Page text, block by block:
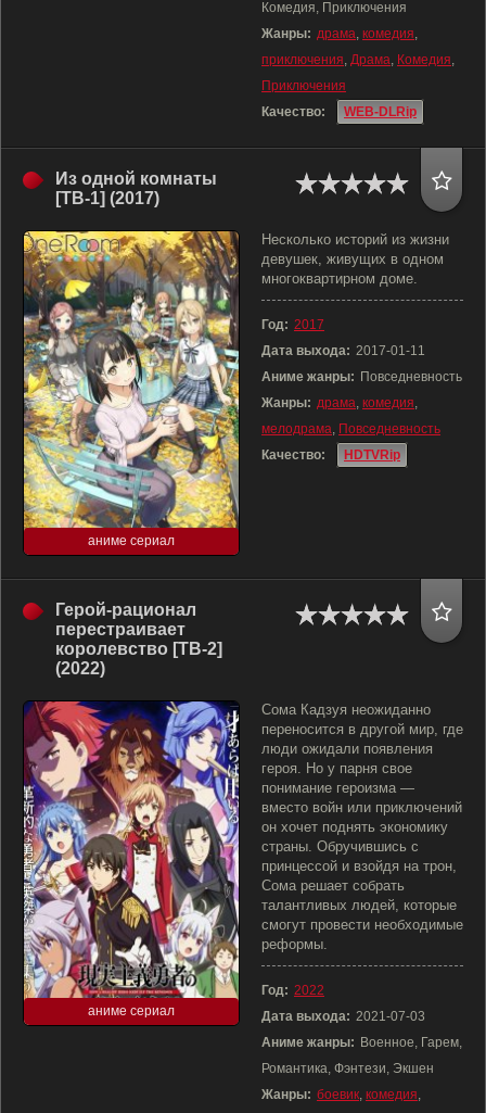
Комедия, Приключения
Жанры: драма, комедия,
приключения, Драма, Комедия,
Приключения
Качество:
WEB-DLRip
Из одной комнаты
[ТВ-1] (2017)
аниме сериал
Несколько историй из жизни
девушек, живущих в одном
многоквартирном доме.
Год: 2017
Дата выхода: 2017-01-11
Аниме жанры: Повседневность
Жанры: драма, комедия,
мелодрама, Повседневность
Качество:
HDTVRip
Герой-рационал
перестраивает
королевство [ТВ-2]
(2022)
аниме сериал
Сома Кадзуя неожиданно
переносится в другой мир, где
люди ожидали появления
героя. Но у парня свое
понимание героизма —
вместо войн или приключений
он хочет поднять экономику
страны. Обручившись с
принцессой и взойдя на трон,
Сома решает собрать
талантливых людей, которые
смогут провести необходимые
реформы.
Год: 2022
Дата выхода: 2021-07-03
Аниме жанры: Военное, Гарем,
Романтика, Фэнтези, Экшен
Жанры: боевик, комедия,